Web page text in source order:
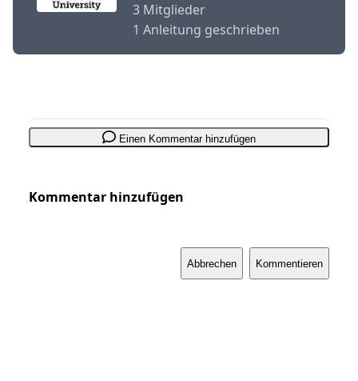
3 Mitglieder
1 Anleitung geschrieben
Einen Kommentar hinzufügen
Kommentar hinzufügen
Abbrechen Kommentieren